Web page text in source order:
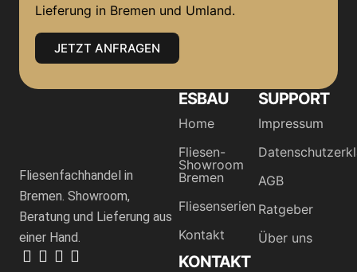
Lieferung in Bremen und Umland.
JETZT ANFRAGEN
Fliesenfachhandel in
Bremen. Showroom,
Beratung und Lieferung aus
einer Hand.
ESBAU
Home
Fliesen-
Showroom
Bremen
Fliesenserien
Kontakt
SUPPORT
Impressum
AGB
Ratgeber
Über uns
KONTAKT